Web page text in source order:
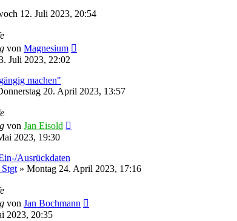
12. Juli 2023, 20:54
von Magnesium
Juli 2023, 22:02
machen"
20. April 2023, 13:57
von Jan Eisold
2023, 19:30
Ausrückdaten
» Montag 24. April 2023, 17:16
von Jan Bochmann
2023, 20:35